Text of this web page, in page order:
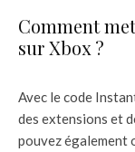
Comment
sur Xbox ?
Avec le code
des extensions et
pouvez également